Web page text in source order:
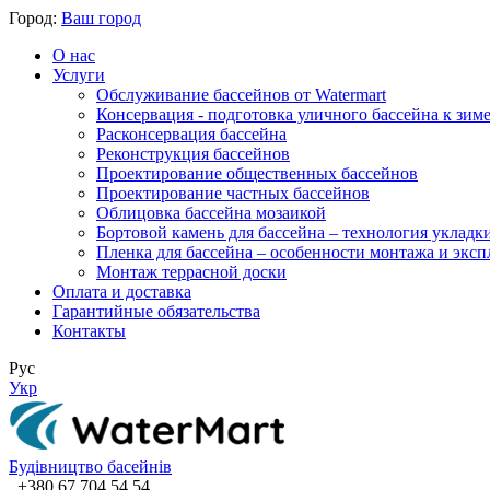
Город: Ваш город
О нас
Услуги
Обслуживание бассейнов от Watermart
Консервация - подготовка уличного бассейна к зиме
Расконсервация бассейна
Реконструкция бассейнов
Проектирование общественных бассейнов
Проектирование частных бассейнов
​Облицовка бассейна мозаикой
Бортовой камень для бассейна – технология
Пленка для бассейна – особенности монтажа и
Монтаж террасной доски
Оплата и доставка
Гарантийные обязательства
Контакты
Рус
Укр
Будівництво басейнів
+380 67 704 54 54